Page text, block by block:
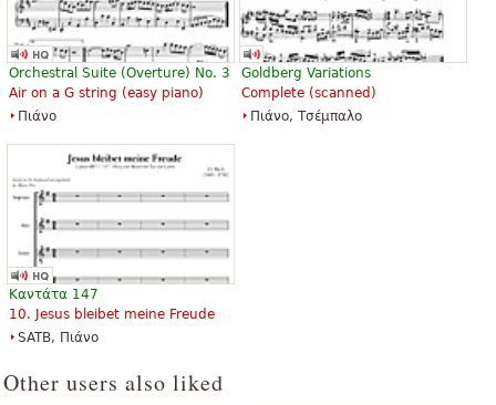
Orchestral Suite (Overture) No. 3
Air on a G string (easy piano)
Πιάνο
Goldberg Variations
Complete (scanned)
Πιάνο, Τσέμπαλο
Καντάτα 147
10. Jesus bleibet meine Freude
SATB, Πιάνο
Other users also liked